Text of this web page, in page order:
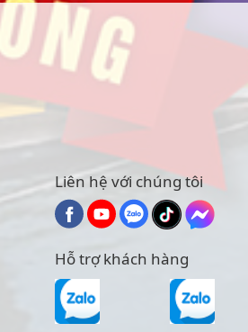
Liên hệ với chúng tôi
Hỗ trợ khách hàng